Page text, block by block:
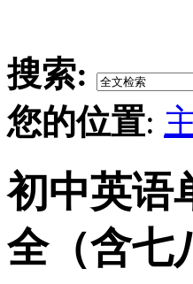
搜索:
您的位置:
初中英语
全（含七